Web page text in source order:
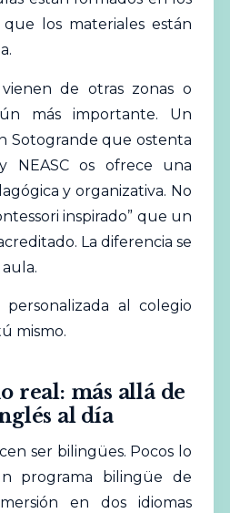
los materiales están
de otras zonas o
más importante. Un
Sotogrande que ostenta
NEASC os ofrece una
y organizativa. No
inspirado” que un
La diferencia se
personalizada al colegio
mismo.
real: más allá de
al día
ser bilingües. Pocos lo
programa bilingüe de
en dos idiomas